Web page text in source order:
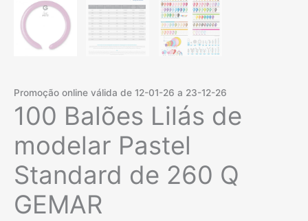
Promoção online válida de 12-01-26 a 23-12-26
100 Balões Lilás de
modelar Pastel
Standard de 260 Q
GEMAR